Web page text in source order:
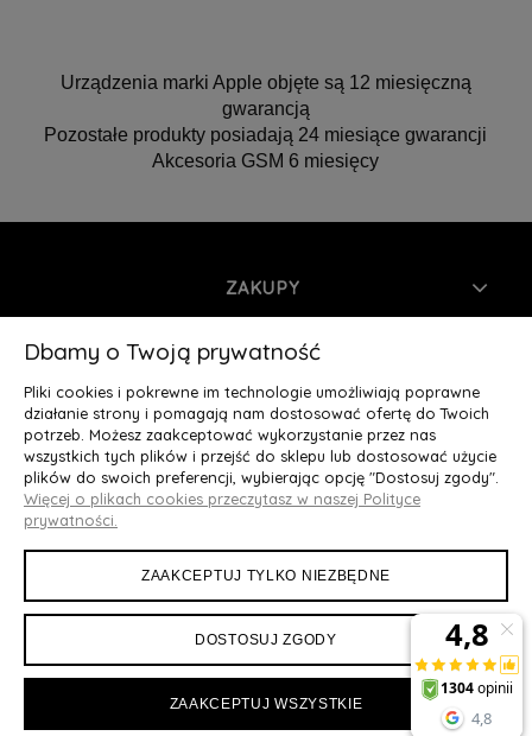
Urządzenia marki Apple objęte są 12 miesięczną
gwarancją
Pozostałe produkty posiadają 24 miesiące gwarancji
Akcesoria GSM 6 miesięcy
ZAKUPY
INFORMACJE
MOJE KONTO
O NAS
Deluxury.pl
Dbamy o Twoją prywatność
Pliki cookies i pokrewne im technologie umożliwiają poprawne
działanie strony i pomagają nam dostosować ofertę do Twoich
potrzeb. Możesz zaakceptować wykorzystanie przez nas
wszystkich tych plików i przejść do sklepu lub dostosować użycie
plików do swoich preferencji, wybierając opcję "Dostosuj zgody".
Więcej o plikach cookies przeczytasz w naszej Polityce
prywatności.
ZAAKCEPTUJ TYLKO NIEZBĘDNE
DOSTOSUJ ZGODY
ZAAKCEPTUJ WSZYSTKIE